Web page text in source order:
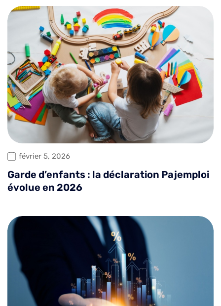
février 5, 2026
Garde d’enfants : la déclaration Pajemploi
évolue en 2026